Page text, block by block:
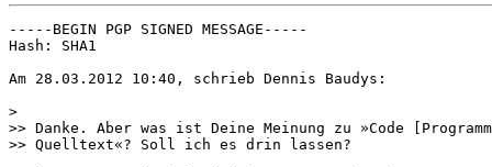
-----BEGIN PGP SIGNED MESSAGE-----
Hash: SHA1
Am 28.03.2012 10:40, schrieb Dennis Baudys:
>
>> Danke. Aber was ist Deine Meinung zu »Code
>> Quelltext«? Soll ich es drin lassen?